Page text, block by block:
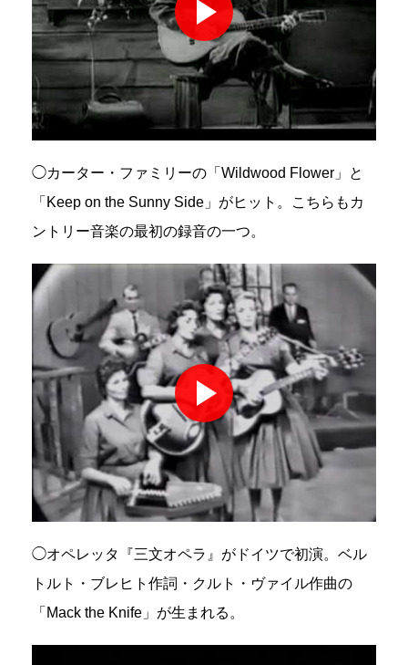
◯カーター・ファミリーの「Wildwood Flower」と
「Keep on the Sunny Side」がヒット。こちらもカ
ントリー音楽の最初の録音の一つ。
◯オペレッタ『三文オペラ』がドイツで初演。ベル
トルト・ブレヒト作詞・クルト・ヴァイル作曲の
「Mack the Knife」が生まれる。